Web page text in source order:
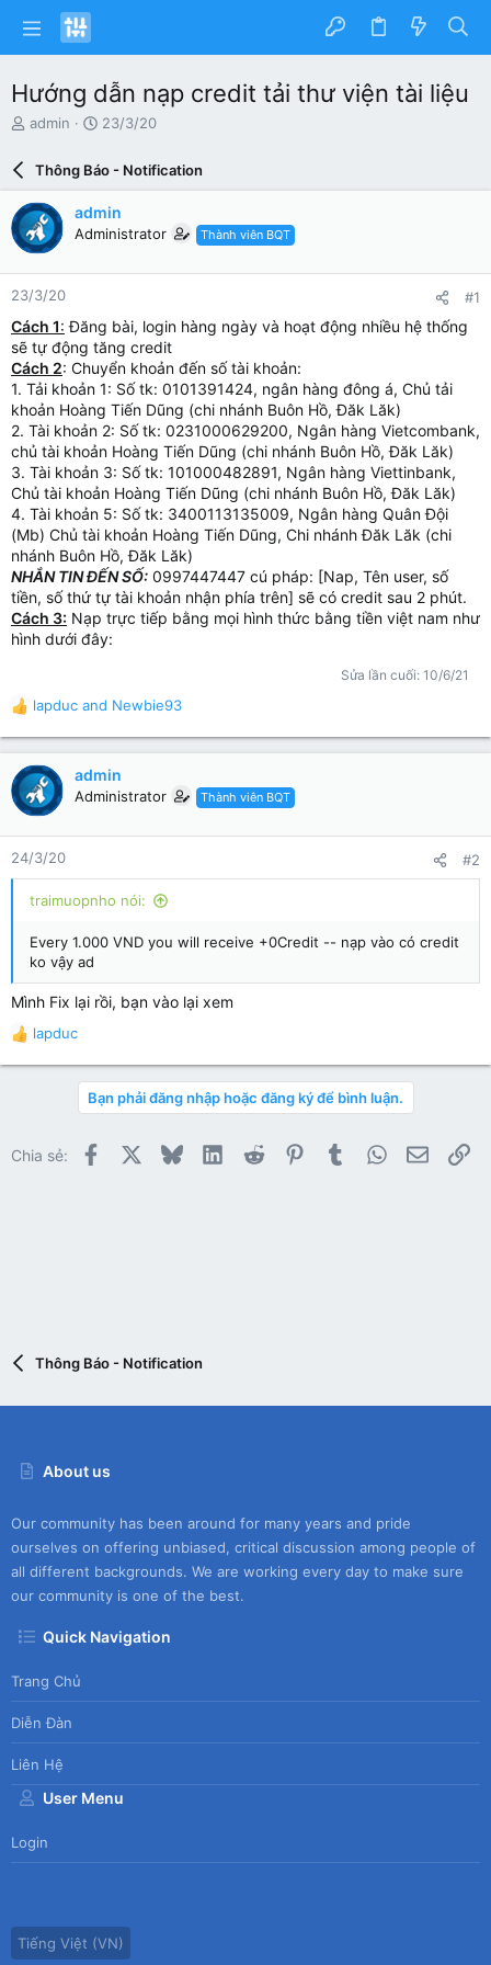
Hướng dẫn nạp credit tải thư viện tài liệu
N
ư
i
k
h
ở
i
t
o
admin
N
y
ử
i
23/3/20
Thông Báo - Notification
admin
Administrator Thành viên BQT
23/3/20 #1
Cách 1: Đăng bài, login hàng ngày và hoạt động nhiều hệ thống
sẽ tự động tăng credit
Cách 2: Chuyển khoản đến số tài khoản:
1. Tải khoản 1: Số tk: 0101391424, ngân hàng đông á, Chủ tải
khoản Hoàng Tiến Dũng (chi nhánh Buôn Hồ, Đăk Lăk)
2. Tài khoản 2: Số tk: 0231000629200, Ngân hàng Vietcombank,
chủ tài khoản Hoàng Tiến Dũng (chi nhánh Buôn Hồ, Đăk Lăk)
3. Tài khoản 3: Số tk: 101000482891, Ngân hàng Viettinbank,
Chủ tài khoản Hoàng Tiến Dũng (chi nhánh Buôn Hồ, Đăk Lăk)
4. Tài khoản 5: Số tk: 3400113135009, Ngân hàng Quân Đội
(Mb) Chủ tài khoản Hoàng Tiến Dũng, Chi nhánh Đăk Lăk (chi
nhánh Buôn Hồ, Đăk Lăk)
NHẮN TIN ĐẾN SỐ: 0997447447 cú pháp: [Nap, Tên user, số
tiền, số thứ tự tài khoản nhận phía trên] sẽ có credit sau 2 phút.
Cách 3: Nạp trực tiếp bằng mọi hình thức bằng tiền việt nam như
hình dưới đây:
Sửa lần cuối: 10/6/21
R
e
a
c
t
o
n
lapduc and Newbie93
admin
Administrator Thành viên BQT
24/3/20 #2
traimuopnho nói:
Every 1.000 VND you will receive +0Credit -- nạp vào có credit
ko vậy ad
Mình Fix lại rồi, bạn vào lại xem
R
e
o
lapduc
Bạn phải đăng nhập hoặc đăng ký để bình luận.
Chia sẻ: Facebook BlueskyLinkedInReddit PinterestTumblrWhatsApp
Email
Thông Báo - Notification
About us
Our community has been around for many years and pride
ourselves on offering unbiased, critical discussion among people of
all different backgrounds. We are working every day to make sure
our community is one of the best.
Quick Navigation
Trang Chủ
Diễn Đàn
Liên Hệ
User Menu
Login
Tiếng Việt (VN)